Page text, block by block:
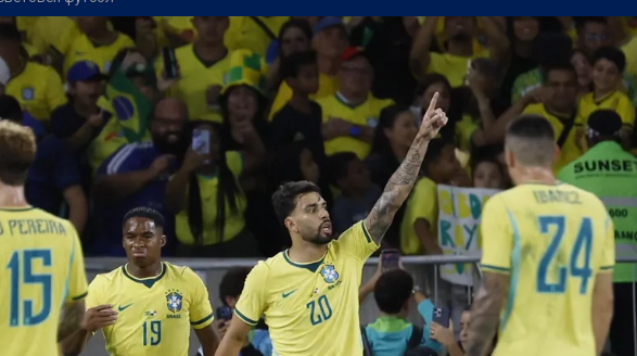
Очаква ни труден мач
Официално: Реал (Мадрид) обяви най-скъпия трансфер в историята си